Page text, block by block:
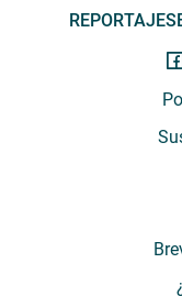
REPORTAJES